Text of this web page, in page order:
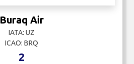
Buraq Air
IATA: UZ
ICAO: BRQ
2